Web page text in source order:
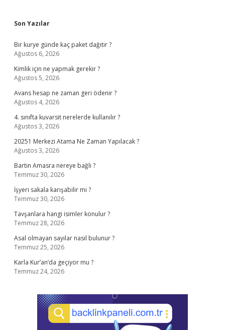
Sidebar
Son Yazılar
Bir kurye günde kaç paket dağıtır ?
Ağustos 6, 2026
Kimlik için ne yapmak gerekir ?
Ağustos 5, 2026
Avans hesap ne zaman geri ödenir ?
Ağustos 4, 2026
4. sınıfta kuvarsit nerelerde kullanılır ?
Ağustos 3, 2026
20251 Merkezi Atama Ne Zaman Yapılacak ?
Ağustos 3, 2026
Bartın Amasra nereye bağlı ?
Temmuz 30, 2026
İşyeri sakala karışabilir mi ?
Temmuz 30, 2026
Tavşanlara hangi isimler konulur ?
Temmuz 28, 2026
Asal olmayan sayılar nasıl bulunur ?
Temmuz 25, 2026
Karla Kur’an’da geçiyor mu ?
Temmuz 24, 2026